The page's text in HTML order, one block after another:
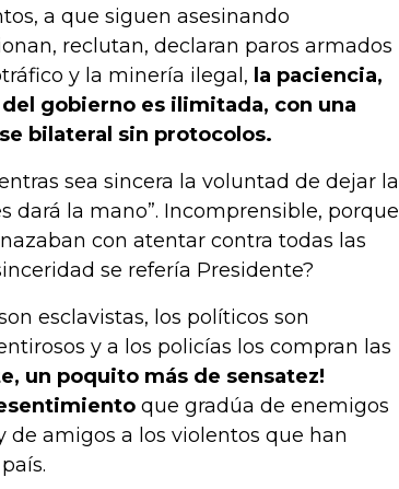
a que siguen asesinando
reclutan, declaran paros armados
y la minería ilegal, la paciencia,
gobierno es ilimitada, con una
bilateral sin protocolos.
sea sincera la voluntad de dejar la
dará la mano”. Incomprensible, porque
con atentar contra todas las
se refería Presidente?
esclavistas, los políticos son
y a los policías los compran las
un poquito más de sensatez!
que gradúa de enemigos
de amigos a los violentos que han